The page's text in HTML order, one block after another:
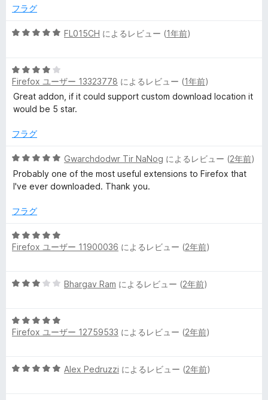
価
中
の
フラグ
5
中
5
の
評
FL015CH によるレビュー (1年前)
5
段
階
中
の
価
Firefox ユーザー 13323778 によるレビュー (1年前)
Great addon, if it could support custom download location it
would be 5 star.
フラグ
5
段
階
5
評
価
Gwarchdodwr Tir NaNog によるレビュー (2年前)
Probably one of the most useful extensions to Firefox that
I've ever downloaded. Thank you.
フラグ
5
段
5
価
Firefox ユーザー 11900036 によるレビュー (2年前)
5
中
3
価
Bhargav Ram によるレビュー (2年前)
5
段
5
Firefox ユーザー 12759533 によるレビュー (2年前)
5
Alex Pedruzzi によるレビュー (2年前)